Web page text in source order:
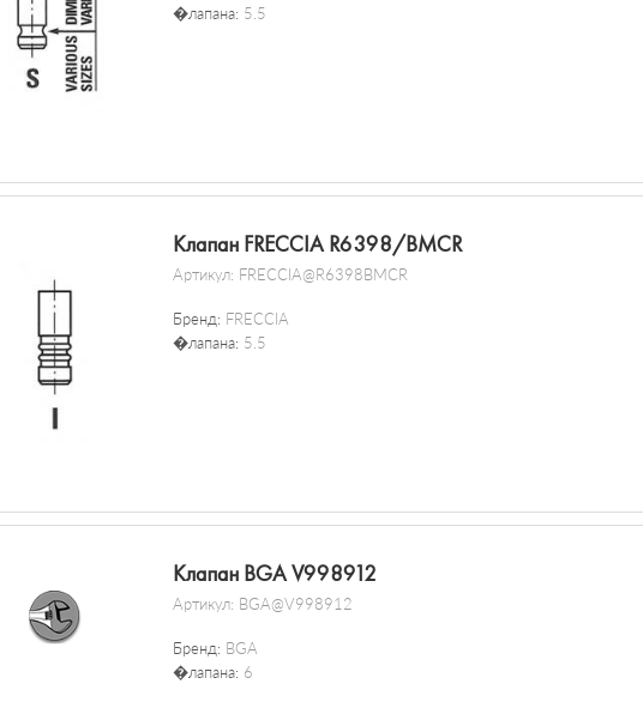
�лапана: 5.5
Клапан FRECCIA R6398/BMCR
Артикул: FRECCIA@R6398BMCR
Бренд: FRECCIA
�лапана: 5.5
Клапан BGA V998912
Артикул: BGA@V998912
Бренд: BGA
�лапана: 6